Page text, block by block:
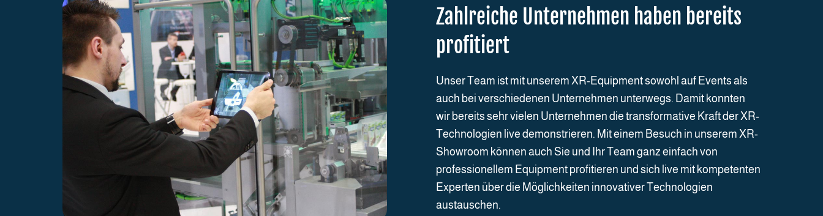
Zahlreiche Unternehmen haben bereits
profitiert
Unser Team ist mit unserem XR-Equipment sowohl auf Events als
auch bei verschiedenen Unternehmen unterwegs. Damit konnten
wir bereits sehr vielen Unternehmen die transformative Kraft der XR-
Technologien live demonstrieren. Mit einem Besuch in unserem XR-
Showroom können auch Sie und Ihr Team ganz einfach von
professionellem Equipment profitieren und sich live mit kompetenten
Experten über die Möglichkeiten innovativer Technologien
austauschen.